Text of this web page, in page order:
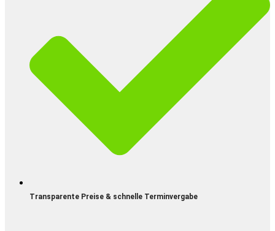
Transparente Preise & schnelle Terminvergabe